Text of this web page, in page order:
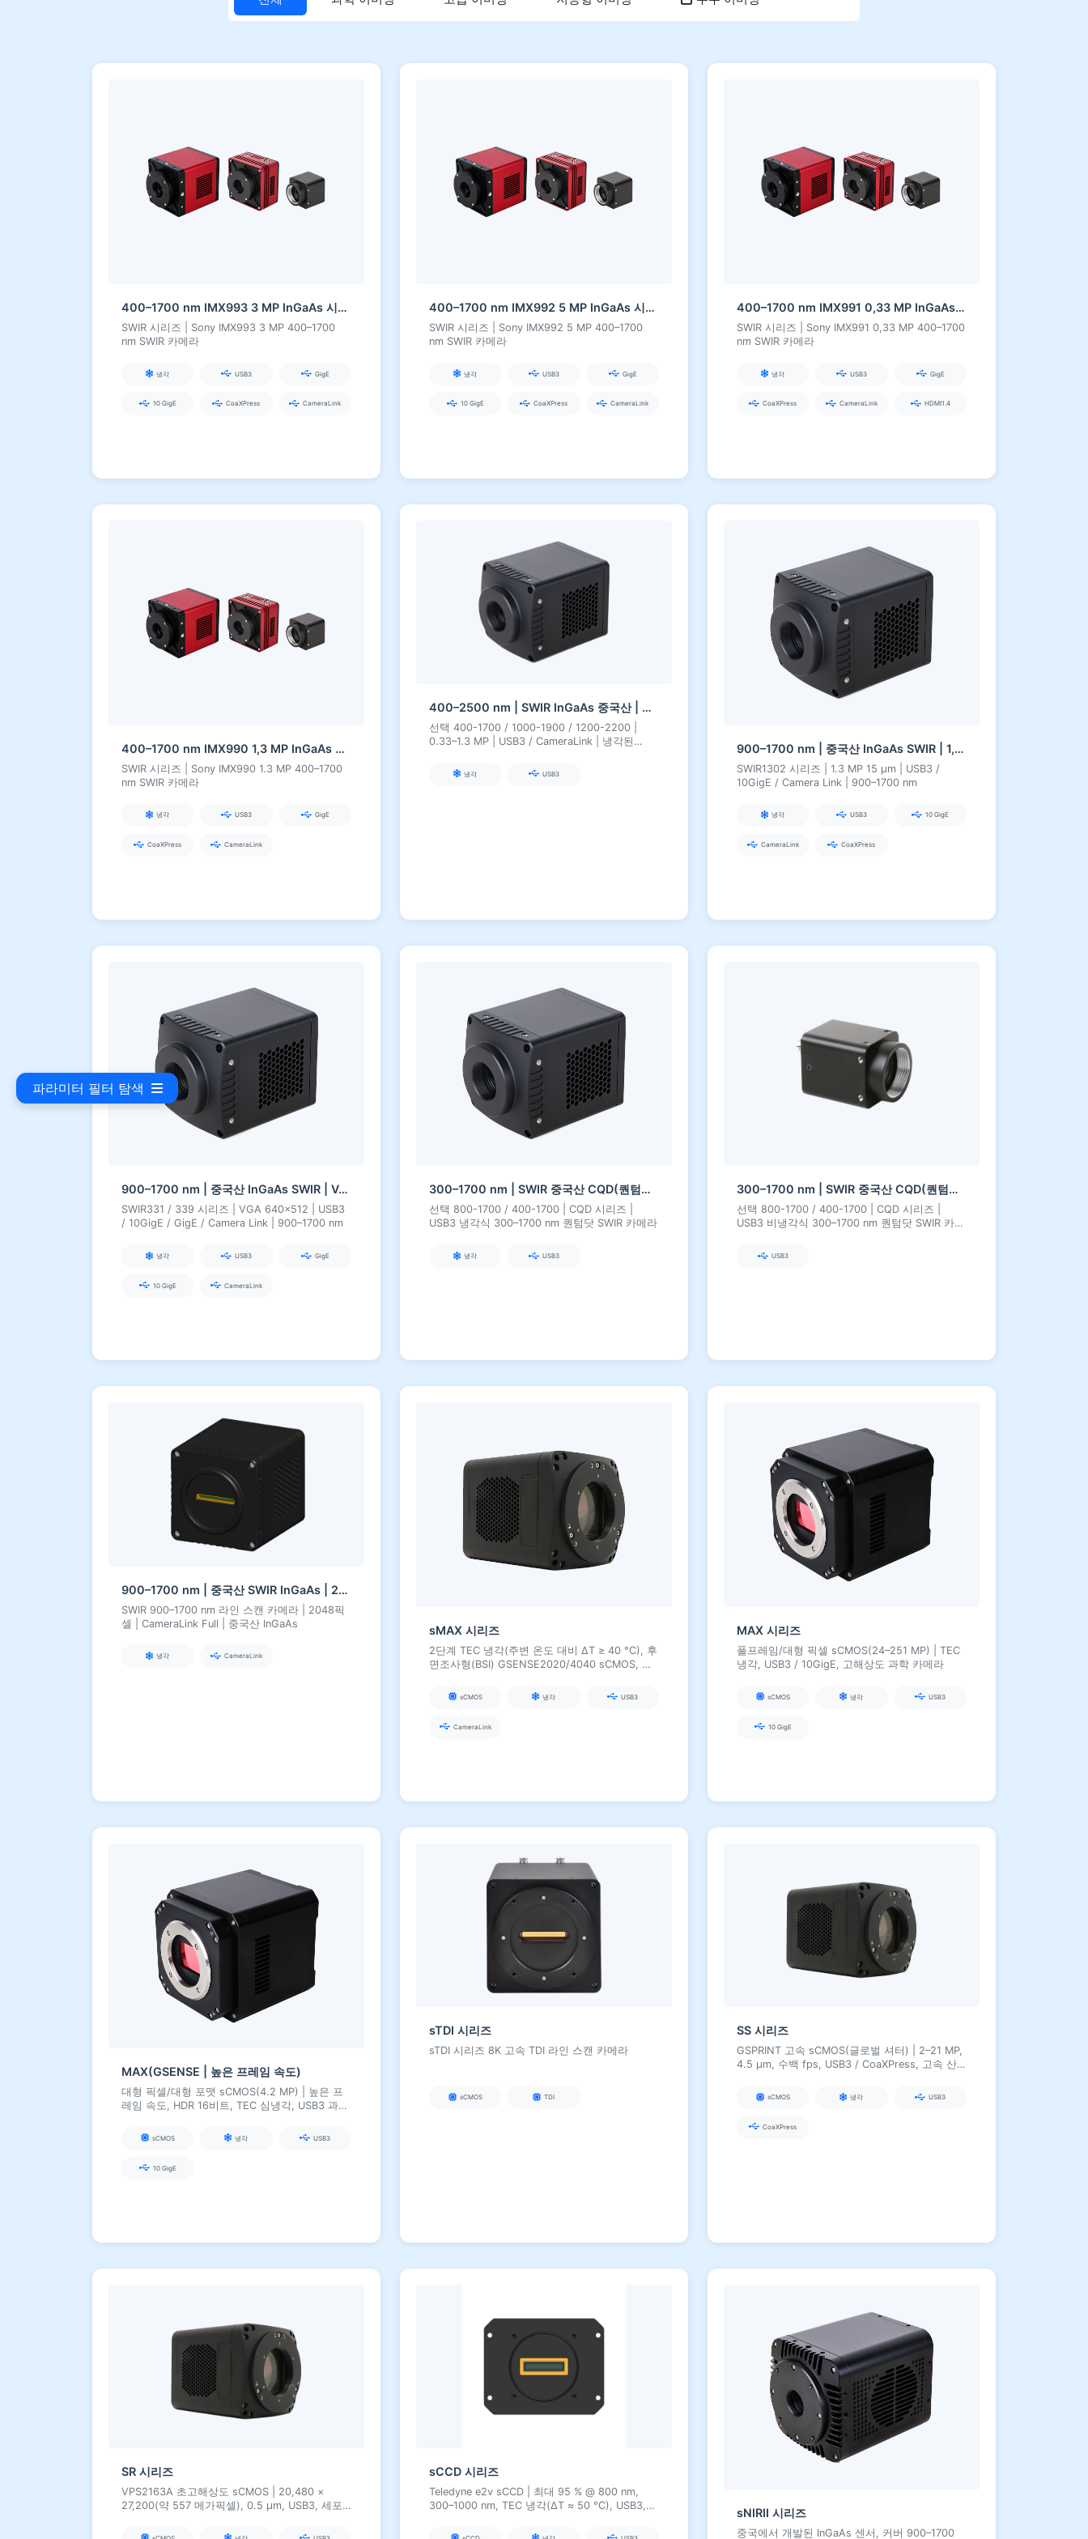
파라미터 필터 탐색
400–1700 nm IMX993 3 MP InGaAs 시리즈 SWIR 카메라
SWIR 시리즈 | Sony IMX993 3 MP 400–1700
nm SWIR 카메라
냉각 USB3 GigE
10 GigE CoaXPress CameraLink
400–1700 nm IMX992 5 MP InGaAs 시리즈 SWIR 카메라
SWIR 시리즈 | Sony IMX992 5 MP 400–1700
nm SWIR 카메라
냉각 USB3 GigE
10 GigE CoaXPress CameraLink
400–1700 nm IMX991 0,33 MP InGaAs 시리즈 SWIR 카메라
SWIR 시리즈 | Sony IMX991 0,33 MP 400–1700
nm SWIR 카메라
냉각 USB3 GigE
CoaXPress CameraLink HDMI1.4
400–1700 nm IMX990 1,3 MP InGaAs 시리즈 SWIR 카메라
SWIR 시리즈 | Sony IMX990 1.3 MP 400–1700
nm SWIR 카메라
냉각 USB3 GigE
CoaXPress CameraLink
400–2500 nm | SWIR InGaAs 중국산 | 0,33–1,3 MP | USB3 / CameraLink | 냉장 | SWIR 카메라
선택 400-1700 / 1000-1900 / 1200-2200 |
0.33–1.3 MP | USB3 / CameraLink | 냉각된
냉각 USB3
900–1700 nm | 중국산 InGaAs SWIR | 1,3 MP | USB3 / 10GigE / Camera Link | 냉각 | SWIR 카메라
SWIR1302 시리즈 | 1.3 MP 15 µm | USB3 /
10GigE / Camera Link | 900–1700 nm
냉각 USB3 10 GigE
CameraLink CoaXPress
900–1700 nm | 중국산 InGaAs SWIR | VGA 0,33 MP | USB3 / 10GigE / GigE / Camera Link | 냉각 / 비냉각 | SWIR 카메라
SWIR331 / 339 시리즈 | VGA 640×512 | USB3
/ 10GigE / GigE / Camera Link | 900–1700 nm
냉각 USB3 GigE
10 GigE CameraLink
300–1700 nm | SWIR 중국산 CQD(퀀텀닷) | USB3 | 냉각식 | SWIR 카메라
선택 800-1700 / 400-1700 | CQD 시리즈 |
USB3 냉각식 300–1700 nm 퀀텀닷 SWIR 카메라
냉각 USB3
300–1700 nm | SWIR 중국산 CQD(퀀텀닷) | USB3 | 비냉각식 | SWIR 카메라
선택 800-1700 / 400-1700 | CQD 시리즈 |
USB3 비냉각식 300–1700 nm 퀀텀닷 SWIR 카메
USB3
900–1700 nm | 중국산 SWIR InGaAs | 2048픽셀 라인 스캔 | CameraLink Full | 냉각
SWIR 900–1700 nm 라인 스캔 카메라 | 2048픽
셀 | CameraLink Full | 중국산 InGaAs
냉각 CameraLink
sMAX 시리즈
2단계 TEC 냉각(주변 온도 대비 ΔT ≥ 40 °C), 후
면조사형(BSI) GSENSE2020/4040 sCMOS, 높
× 4096 해상도, 형광/분광/천문/유전체 시퀀싱
sCMOS 냉각 USB3
CameraLink
MAX 시리즈
풀프레임/대형 픽셀 sCMOS(24–251 MP) | TEC
냉각, USB3 / 10GigE, 고해상도 과학 카메라
sCMOS 냉각 USB3
10 GigE
MAX(GSENSE | 높은 프레임 속도)
대형 픽셀/대형 포맷 sCMOS(4.2 MP) | 높은 프
레임 속도, HDR 16비트, TEC 심냉각, USB3 과학
sCMOS 냉각 USB3
10 GigE
sTDI 시리즈
sTDI 시리즈 8K 고속 TDI 라인 스캔 카메라
sCMOS TDI
SS 시리즈
GSPRINT 고속 sCMOS(글로벌 셔터) | 2–21 MP,
4.5 µm, 수백 fps, USB3 / CoaXPress, 고속 산
sCMOS 냉각 USB3
CoaXPress
SR 시리즈
VPS2163A 초고해상도 sCMOS | 20,480 ×
27,200(약 557 메가픽셀), 0.5 µm, USB3, 세포
sCCD 시리즈
Teledyne e2v sCCD | 최대 95 % @ 800 nm,
300–1000 nm, TEC 냉각(ΔT ≈ 50 °C), USB3,
sNIRII 시리즈
중국에서 개발된 InGaAs 센서, 커버 900–1700